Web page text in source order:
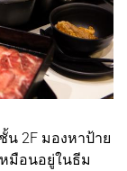
น 2F มองหาป้าย
มือนอยู่ในธีม